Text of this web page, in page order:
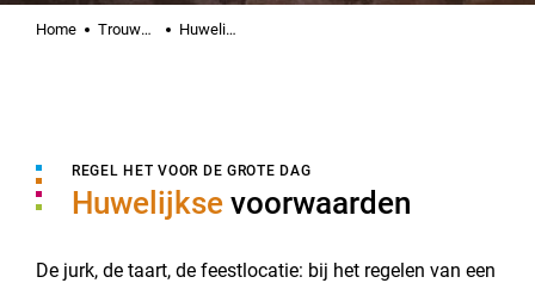
Home Trouwen & samenwonen Huwelijkse voorwaarden
REGEL HET VOOR DE GROTE DAG
Huwelijkse voorwaarden
De jurk, de taart, de feestlocatie: bij het regelen van een